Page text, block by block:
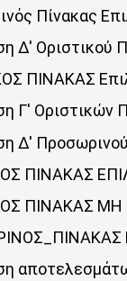
Πίνακας
Δ' Οριστικού
ΠΙΝΑΚΑΣ
Γ' Οριστικών
Δ'
ΠΙΝΑΚΑΣ
ΠΙΝΑΚΑΣ